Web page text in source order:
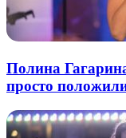
Полина
просто